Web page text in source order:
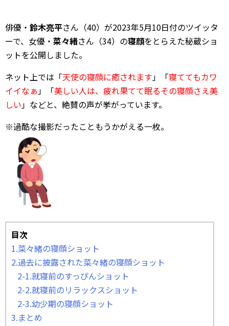
俳優・ 鈴木亮平さん（40）が2023年5月10日付のツイッタ
ーで、女優・ 菜々緒さん（34）の寝顔をとらえた秘蔵ショ
ットを公開しました。
ネット上では「天使の寝顔に癒されます」「寝ててもカワ
イイなぁ」「美しい人は、疲れ果てて眠るその寝顔さえ美
しい」などと、絶賛の声が挙がっています。
※過酷な撮影だったこともうかがえる一枚。
目次
1.菜々緒の寝顔ショット
2.過去に披露された菜々緒の寝顔ショット
2-1.就寝前のすっぴんショット
2-2.就寝前のリラックスショット
2-3.幼少期の寝顔ショット
3.まとめ